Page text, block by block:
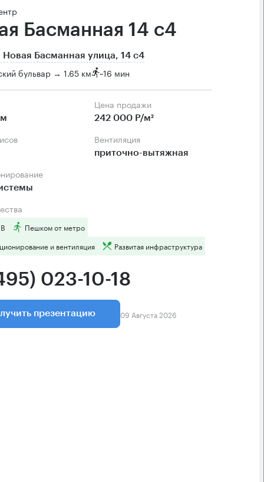
Басманная 14 с4
Новая Басманная улица, 14 с4
бульвар → 1.65 км ~16 мин
Цена продажи
242 000 Р/м²
Вентиляция
приточно-вытяжная
Пешком от метро
и вентиляция
Развитая инфраструктура
023-10-18
презентацию 09 Августа 2026